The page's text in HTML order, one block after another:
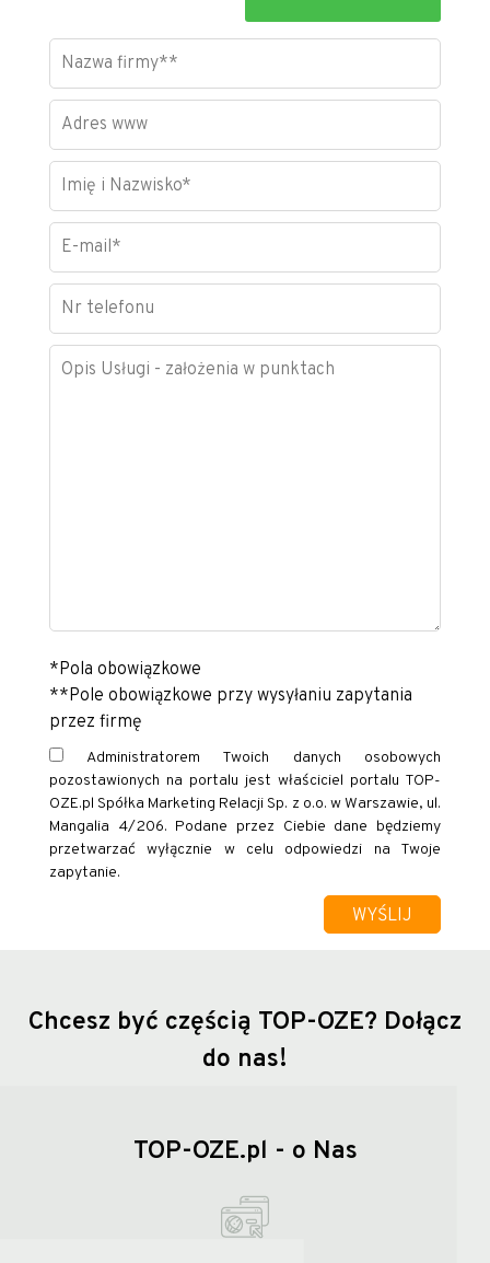
*Pola obowiązkowe
**Pole obowiązkowe przy wysyłaniu zapytania
przez firmę
Administratorem Twoich danych osobowych
pozostawionych na portalu jest właściciel portalu TOP-
OZE.pl Spółka Marketing Relacji Sp. z o.o. w Warszawie, ul.
Mangalia 4/206. Podane przez Ciebie dane będziemy
przetwarzać wyłącznie w celu odpowiedzi na Twoje
zapytanie.
Chcesz być częścią TOP-OZE? Dołącz
do nas!
TOP-OZE.pl - o Nas